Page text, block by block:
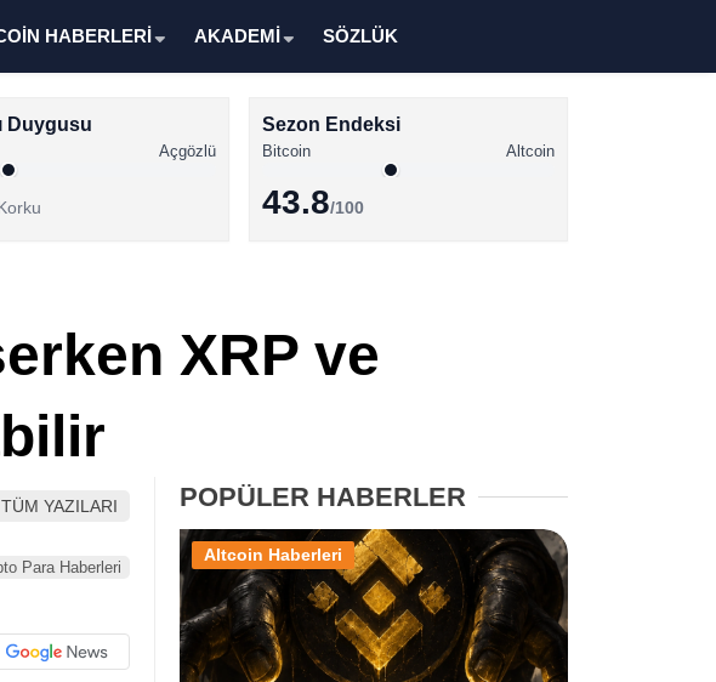
XRP Haberleri
Memecoin Haberleri
Stablecoin Haberleri
HABERLERİ AKADEMİ SÖZLÜK
Duygusu
Açgözlü
Sezon Endeksi
Bitcoin Altcoin
43.8/100
XRP ve
TÜM YAZILARI
Para Haberleri
POPÜLER HABERLER
Altcoin Haberleri